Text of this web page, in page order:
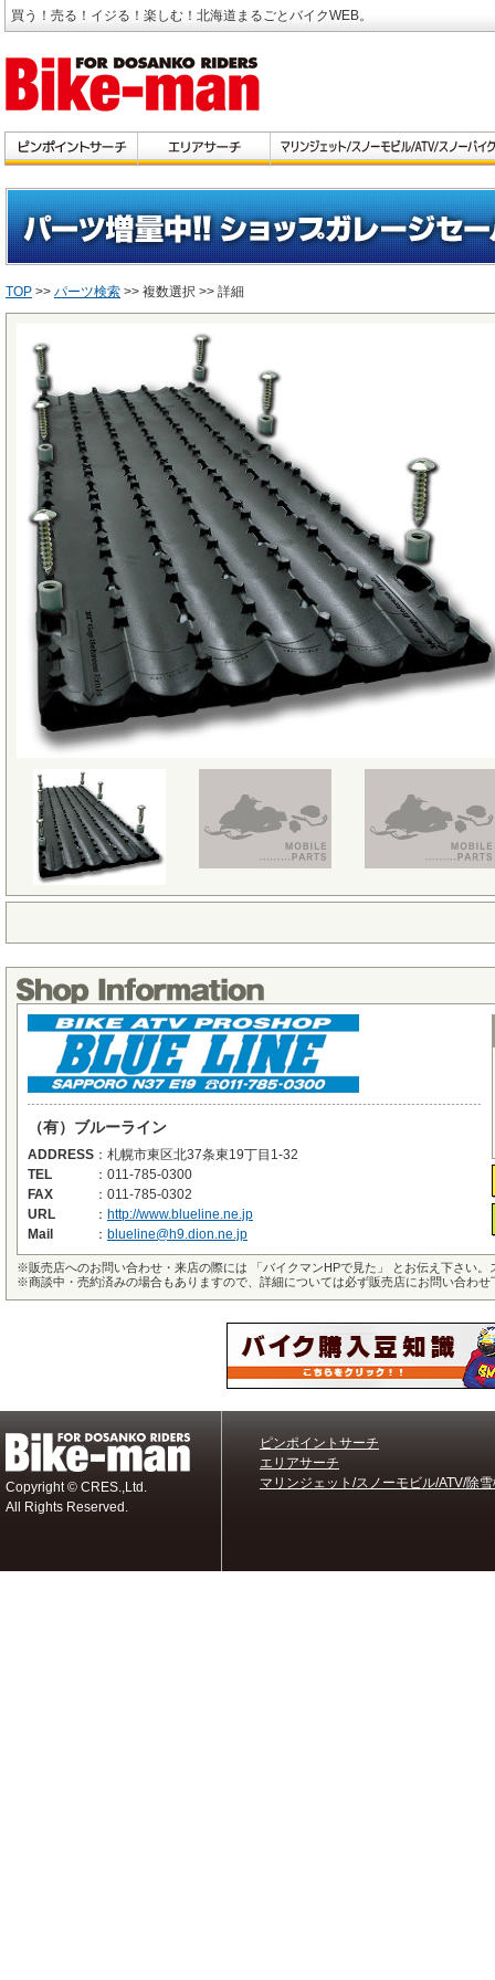
買う！売る！イジる！楽しむ！北海道まるごとバイクWEB。
TOP >> パーツ検索 >> 複数選択 >> 詳細
（有）ブルーライン
ADDRESS ： 札幌市東区北37条東19丁目1-32
TEL
： 011-785-0300
FAX
： 011-785-0302
URL
： http://www.blueline.ne.jp
Mail
： blueline@h9.dion.ne.jp
※販売店へのお問い合わせ・来店の際には 「バイクマンHPで見た」 とお伝え下さい
※商談中・売約済みの場合もありますので、詳細については必ず販売店にお問い合わせ
Copyright © CRES.,Ltd.
All Rights Reserved.
ピンポイントサーチ
エリアサーチ
マリンジェット/スノーモビル/ATV/除